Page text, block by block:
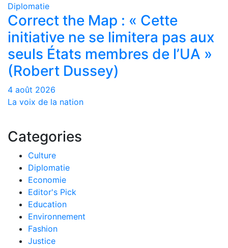
Diplomatie
Correct the Map : « Cette
initiative ne se limitera pas aux
seuls États membres de l’UA »
(Robert Dussey)
4 août 2026
La voix de la nation
Categories
Culture
Diplomatie
Economie
Editor's Pick
Education
Environnement
Fashion
Justice